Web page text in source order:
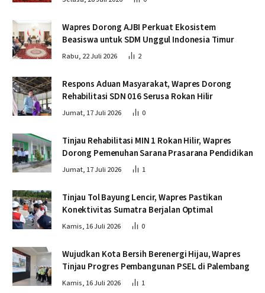
Wapres Dorong AJBI Perkuat Ekosistem
Beasiswa untuk SDM Unggul Indonesia Timur
Rabu, 22 Juli 2026 2
Respons Aduan Masyarakat, Wapres Dorong
Rehabilitasi SDN 016 Serusa Rokan Hilir
Jumat, 17 Juli 2026 0
Tinjau Rehabilitasi MIN 1 Rokan Hilir, Wapres
Dorong Pemenuhan Sarana Prasarana Pendidikan
Jumat, 17 Juli 2026 1
Tinjau Tol Bayung Lencir, Wapres Pastikan
Konektivitas Sumatra Berjalan Optimal
Kamis, 16 Juli 2026 0
Wujudkan Kota Bersih Berenergi Hijau, Wapres
Tinjau Progres Pembangunan PSEL di Palembang
Kamis, 16 Juli 2026 1